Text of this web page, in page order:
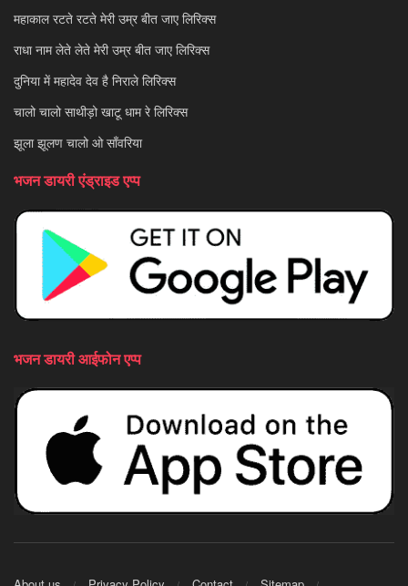
महाकाल रटते रटते मेरी उम्र बीत जाए लिरिक्स
राधा नाम लेते लेते मेरी उम्र बीत जाए लिरिक्स
दुनिया में महादेव देव है निराले लिरिक्स
चालो चालो साथीड़ो खाटू धाम रे लिरिक्स
झूला झूलण चालो ओ साँवरिया
भजन डायरी एंड्राइड एप्प
भजन डायरी आईफोन एप्प